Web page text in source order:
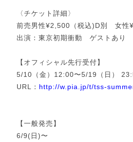
〈チケット詳細〉
前売男性¥2,500（税込)D別 女性
出演：東京初期衝動 ゲストあり
【オフィシャル先行受付】
5/10（金）12:00〜5/19（日）
URL： http://w.pia.jp/t/tss-
【一般発売】
6/9(日)〜